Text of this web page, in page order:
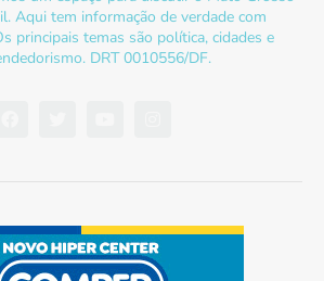
Aqui tem informação de verdade com
principais temas são política, cidades e
DRT 0010556/DF.